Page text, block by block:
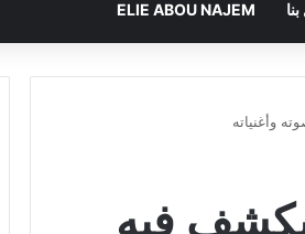
ELIE ABOU NAJEM
وأغنياته
يكشف فيه